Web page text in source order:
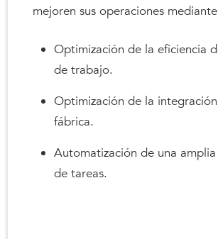
mejoren sus operaciones
Optimización de la eficiencia
de trabajo.
Optimización de la
fábrica.
Automatización de una
de tareas.